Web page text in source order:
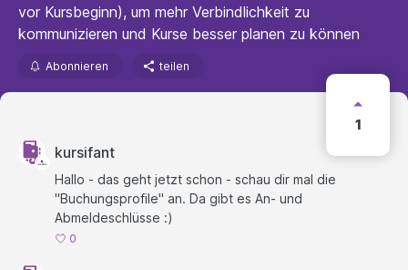
vor Kursbeginn), um mehr Verbindlichkeit zu
kommunizieren und Kurse besser planen zu können
Abonnieren teilen
1
kursifant
Hallo - das geht jetzt schon - schau dir mal die
"Buchungsprofile" an. Da gibt es An- und
Abmeldeschlüsse :)
0